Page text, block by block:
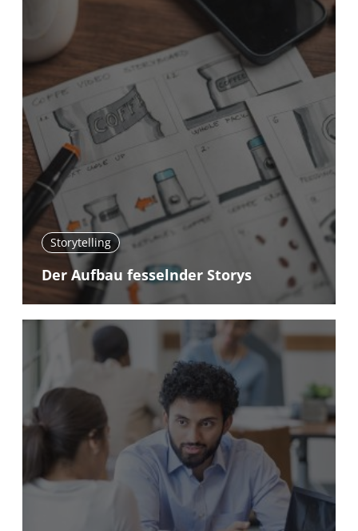
Storytelling
Der Aufbau fesselnder Storys